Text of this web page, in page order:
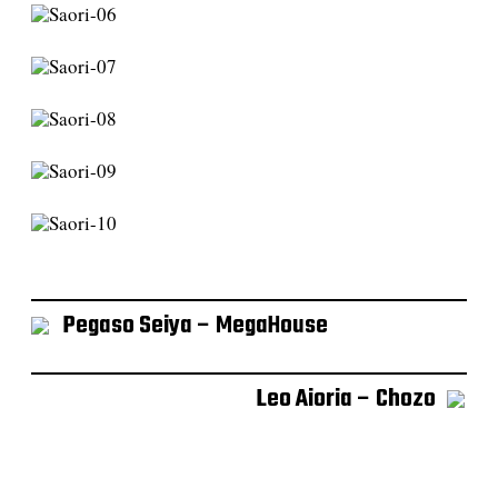
Pegaso Seiya – MegaHouse
Leo Aioria – Chozo